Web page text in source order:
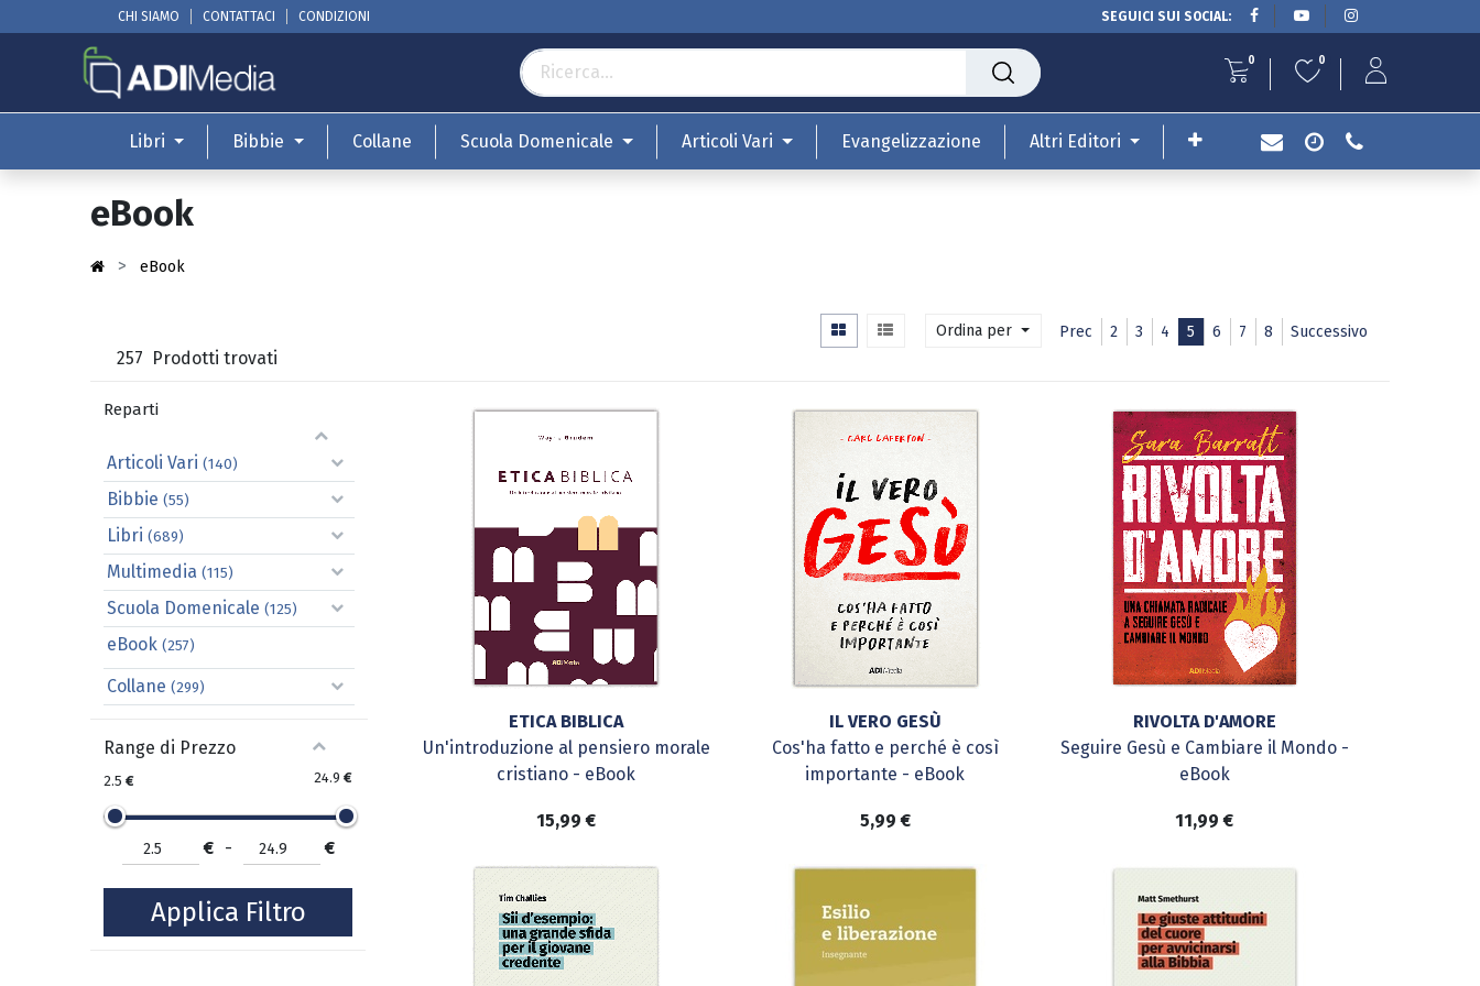
CHI SIAMO CONTATTACI CONDIZIONI SEGUICI SUI SOCIAL:
0 0
Libri Bibbie Collane Scuola Domenicale Articoli Vari Evangelizzazione Altri Editori
eBook
eBook
Prec 2 3 4 5 6 7 8 Successivo
Ordina per
257 Prodotti trovati
Reparti
Articoli Vari (140)
Bibbie (55)
Libri (689)
Multimedia (115)
Scuola Domenicale (125)
eBook (257)
Collane (299)
Range di Prezzo
2.5 € 24.9 €
€ - €
Applica Filtro
ETICA BIBLICA
Un'introduzione al pensiero morale
cristiano - eBook
15,99 €
IL VERO GESÙ
Cos'ha fatto e perché è così
importante - eBook
5,99 €
RIVOLTA D'AMORE
Seguire Gesù e Cambiare il Mondo -
eBook
11,99 €